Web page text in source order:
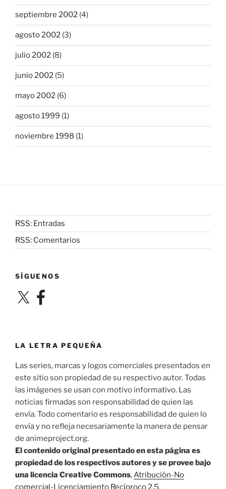
septiembre 2002 (4)
agosto 2002 (3)
julio 2002 (8)
junio 2002 (5)
mayo 2002 (6)
agosto 1999 (1)
noviembre 1998 (1)
RSS: Entradas
RSS: Comentarios
SÍGUENOS
X Facebook
LA LETRA PEQUEÑA
Las series, marcas y logos comerciales presentados en
este sitio son propiedad de su respectivo autor. Todas
las imágenes se usan con motivo informativo. Las
noticias firmadas son responsabilidad de quien las
envía. Todo comentario es responsabilidad de quien lo
envía y no refleja necesariamente la manera de pensar
de animeproject.org.
El contenido original presentado en esta página es
propiedad de los respectivos autores y se provee bajo
una licencia Creative Commons,Atribución-No
comercial-Licenciamiento Recíproco 2.5.